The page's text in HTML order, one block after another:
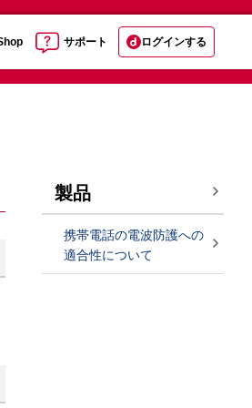
サポート ログインする
製品
携帯電話の電波防護への
適合性について